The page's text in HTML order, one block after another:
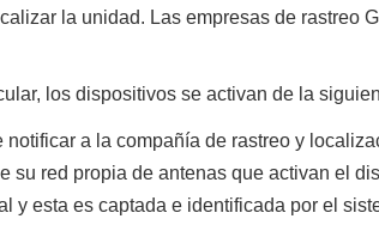
la unidad. Las empresas de rastreo
los dispositivos se activan de la
a la compañía de rastreo y
su red propia de antenas que activan el
y esta es captada e identificada por el